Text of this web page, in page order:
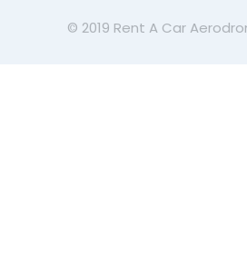
© 2019 Rent A Car